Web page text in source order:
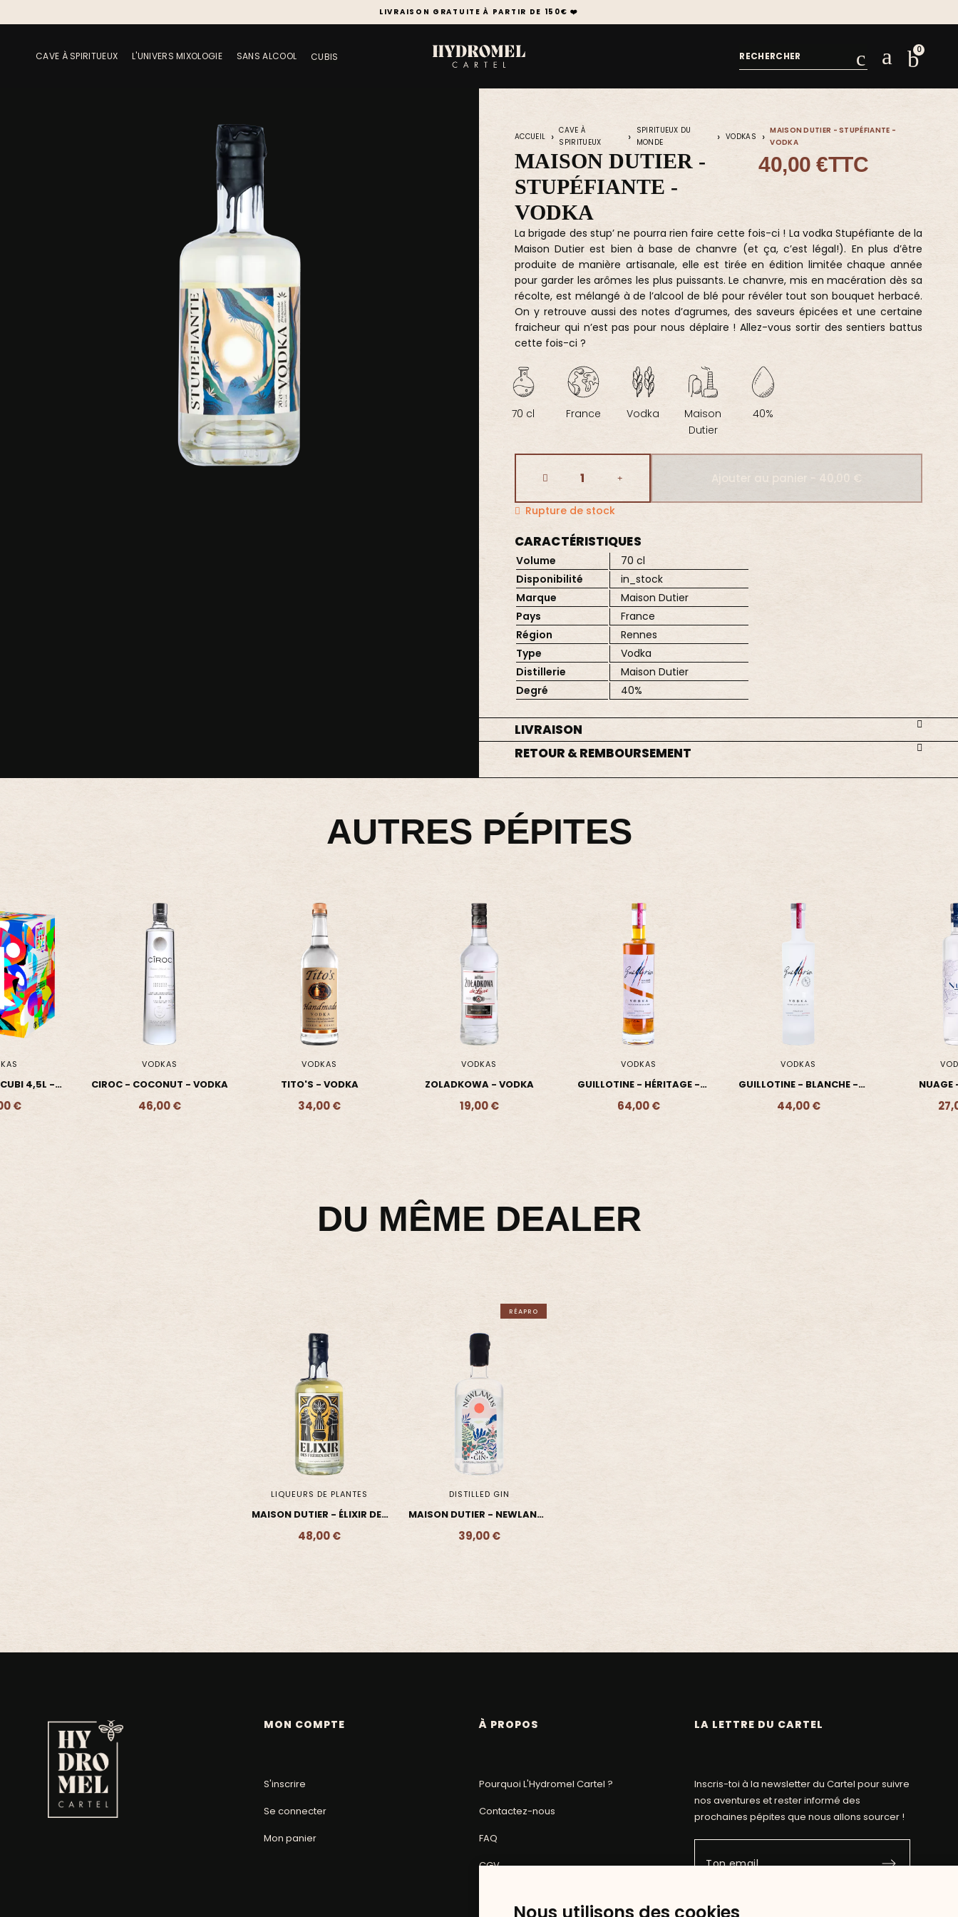
CAVE À SPIRITUEUX L'UNIVERS MIXOLOGIE SANS ALCOOL CUBIS
ACCUEIL
CAVE À
SPIRITUEUX
SPIRITUEUX DU
MONDE
VODKAS
MAISON DUTIER - STUPÉFIANTE -
VODKA
MAISON DUTIER -
STUPÉFIANTE -
VODKA
40,00 €TTC
La brigade des stup’ ne pourra rien faire cette fois-ci ! La vodka Stupéfiante de la
Maison Dutier est bien à base de chanvre (et ça, c’est légal!). En plus d’être
produite de manière artisanale, elle est tirée en édition limitée chaque année
pour garder les arômes les plus puissants. Le chanvre, mis en macération dès sa
récolte, est mélangé à de l’alcool de blé pour révéler tout son bouquet herbacé.
On y retrouve aussi des notes d’agrumes, des saveurs épicées et une certaine
fraicheur qui n’est pas pour nous déplaire ! Allez-vous sortir des sentiers battus
cette fois-ci ?
70 cl France Vodka
Maison
Dutier
40%
Ajouter au panier - 40,00 €
Rupture de stock
CARACTÉRISTIQUES
Volume
70 cl
Disponibilité
in_stock
Marque
Maison Dutier
Pays
France
Région
Rennes
Type
Vodka
Distillerie
Maison Dutier
Degré
40%
LIVRAISON
RETOUR & REMBOURSEMENT
AUTRES PÉPITES
4,5L -
€ €
VODKAS
CIROC - COCONUT - VODKA
46,00 €
Ajouter - 46,00 €
VODKAS
TITO'S - VODKA
34,00 €
Ajouter - 34,00 €
VODKAS
ZOLADKOWA - VODKA
19,00 €
Ajouter - 19,00 €
VODKAS
GUILLOTINE - HÉRITAGE -
VODKA
64,00 €
Ajouter - 64,00 €
VODKAS
GUILLOTINE - BLANCHE -
VODKA
44,00 €
Ajouter - 44,00 €
NUAGE
DU MÊME DEALER
LIQUEURS DE PLANTES
MAISON DUTIER - ÉLIXIR DES
FRÈRES DUTIER - LIQUEUR
48,00 €
Ajouter - 48,00 €
RÉAPRO
DISTILLED GIN
MAISON DUTIER - NEWLANDS
- DISTILLED GIN
39,00 €
Ajouter - 39,00 €
MON COMPTE
S'inscrire
Se connecter
Mon panier
À PROPOS
Pourquoi L'Hydromel Cartel ?
Contactez-nous
FAQ
CGV
LA LETTRE DU CARTEL
Inscris-toi à la newsletter du Cartel pour suivre
nos aventures et rester informé des
prochaines pépites que nous allons sourcer !